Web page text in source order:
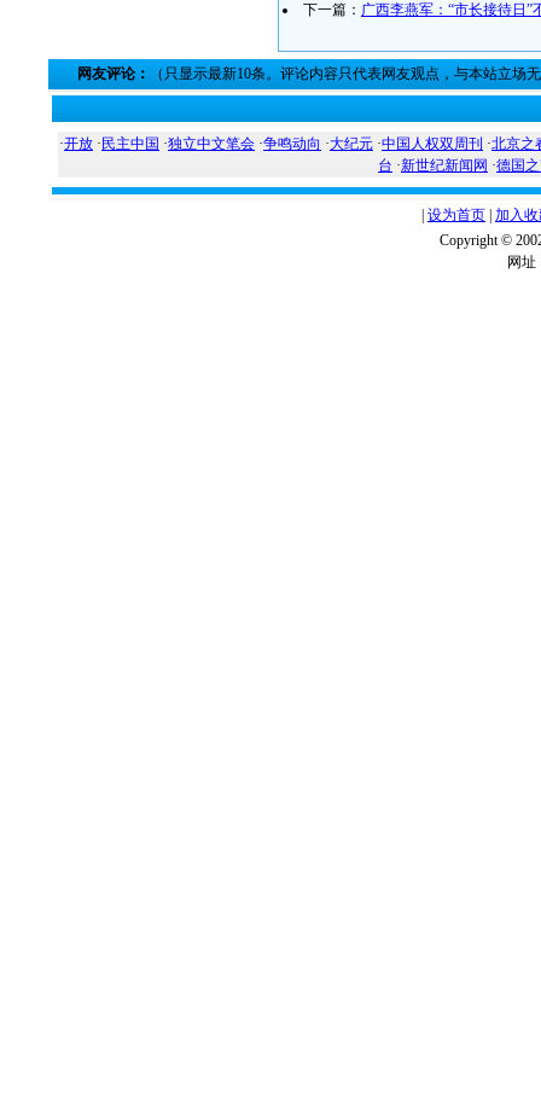
下一篇： 广西李燕军：“市长接待日”
网友评论： （只显示最新10条。评论内容只代表网友观点，与本站立场
·开放 · 民主中国 ·独立中文笔会 ·争鸣动向 ·大纪元 ·中国人权双周刊 ·北京之
台 ·新世纪新闻网 ·德国
设为首页 加入
Copyright ©
网址